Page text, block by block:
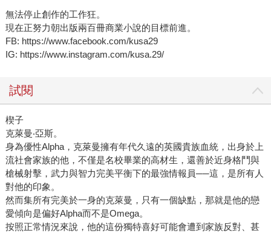
無法停止創作的工作狂。
現在正努力朝出版兩百冊商業小說的目標前進。
FB: https://www.facebook.com/kusa29
IG: https://www.instagram.com/kusa.29/
試閱
楔子
克萊曼‧亞斯。
身為優性Alpha，克萊曼擁有年代久遠的英國貴族血統，出身於上
流社會家族的他，不僅是名校畢業的高材生，還善於近身格鬥與
槍械射擊，武力與智力完美平衡下的最強情報員──這，是所有人
對他的印象。
然而集所有完美於一身的克萊曼，只有一個缺點，那就是他的戀
愛傾向是偏好Alpha而不是Omega。
按照正常情況來說，他的這份獨特喜好可能會遭到家族反對、甚